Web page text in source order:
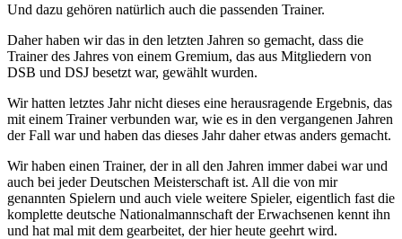
Und dazu gehören natürlich auch die passenden Trainer.
Daher haben wir das in den letzten Jahren so gemacht, dass die
Trainer des Jahres von einem Gremium, das aus Mitgliedern von
DSB und DSJ besetzt war, gewählt wurden.
Wir hatten letztes Jahr nicht dieses eine herausragende Ergebnis, das
mit einem Trainer verbunden war, wie es in den vergangenen Jahren
der Fall war und haben das dieses Jahr daher etwas anders gemacht.
Wir haben einen Trainer, der in all den Jahren immer dabei war und
auch bei jeder Deutschen Meisterschaft ist. All die von mir
genannten Spielern und auch viele weitere Spieler, eigentlich fast die
komplette deutsche Nationalmannschaft der Erwachsenen kennt ihn
und hat mal mit dem gearbeitet, der hier heute geehrt wird.